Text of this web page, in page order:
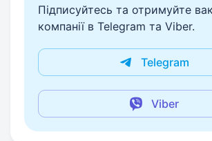
Підписуйтесь та отримуйте
компанії в Telegram та Viber.
Telegram
Viber